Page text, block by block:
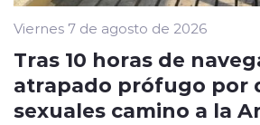
Viernes 7 de agosto de 2026
Tras 10 horas de
atrapado prófugo por
sexuales camino a la